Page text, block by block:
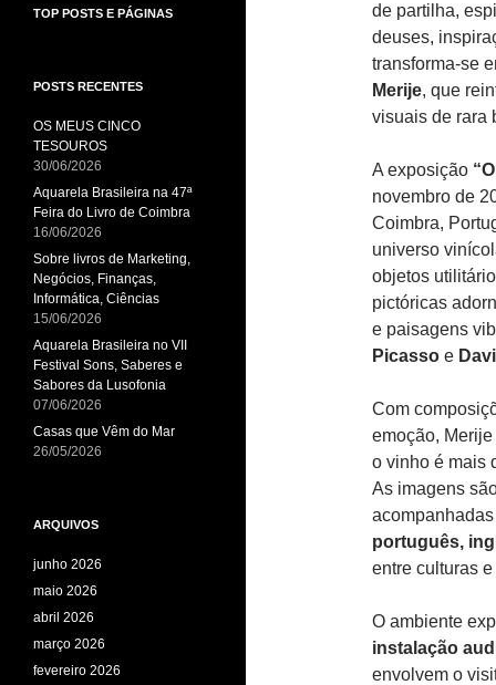
de partilha,
deuses,
transforma-se
Merije, que
visuais de rara
A exposição
novembro de
Coimbra,
universo
objetos
pictóricas
e paisagens
Picasso e
Com
emoção,
o vinho é mais
As imagens
português,
entre culturas
O ambiente
instalação
envolvem o
TOP POSTS E PÁGINAS
POSTS RECENTES
OS MEUS CINCO
TESOUROS
30/06/2026
Aquarela Brasileira na 47ª
Feira do Livro de Coimbra
16/06/2026
Sobre livros de Marketing,
Negócios, Finanças,
Informática, Ciências
15/06/2026
Aquarela Brasileira no VII
Festival Sons, Saberes e
Sabores da Lusofonia
07/06/2026
Casas que Vêm do Mar
26/05/2026
ARQUIVOS
junho 2026
maio 2026
abril 2026
março 2026
fevereiro 2026